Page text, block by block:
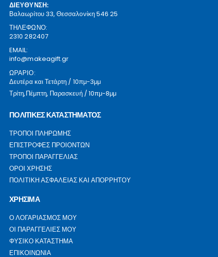
ΔΙΕΥΘΥΝΣΗ:
Βαλαωρίτου 33, Θεσσαλονίκη 546 25
ΤΗΛΕΦΩΝΟ:
2310 282407
EMAIL:
info@makeagift.gr
ΩΡΑΡΙΟ:
Δευτέρα και Τετάρτη / 10πμ-3μμ
Τρίτη,Πέμπτη, Παρασκευή / 10πμ-8μμ
ΠΟΛΙΤΙΚΕΣ ΚΑΤΑΣΤΗΜΑΤΟΣ
ΤΡΟΠΟΙ ΠΛΗΡΩΜΗΣ
ΕΠΙΣΤΡΟΦΕΣ ΠΡΟΙΟΝΤΩΝ
ΤΡΟΠΟΙ ΠΑΡΑΓΓΕΛΙΑΣ
ΟΡΟΙ ΧΡΗΣΗΣ
ΠΟΛΙΤΙΚΗ ΑΣΦΑΛΕΙΑΣ ΚΑΙ ΑΠΟΡΡΗΤΟΥ
ΧΡΗΣΙΜΑ
Ο ΛΟΓΑΡΙΑΣΜΟΣ ΜΟΥ
ΟΙ ΠΑΡΑΓΓΕΛΙΕΣ ΜΟΥ
ΦΥΣΙΚΟ ΚΑΤΑΣΤΗΜΑ
ΕΠΙΚΟΙΝΩΝΙΑ